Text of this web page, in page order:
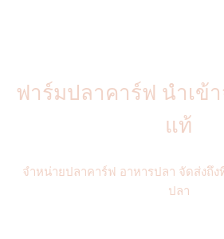
ฟาร์มปลาคาร์ฟ นำเข้
แท้
จำหน่ายปลาคาร์ฟ อาหารปลา จัดส่งถึง
ปลา